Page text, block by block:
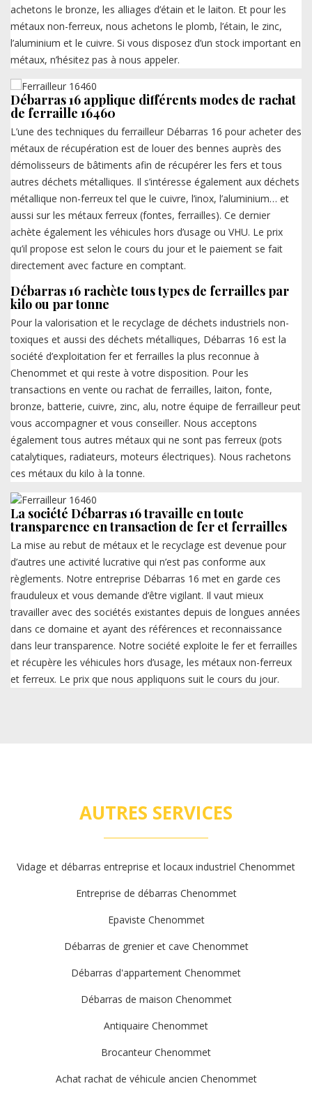
achetons le bronze, les alliages d’étain et le laiton. Et pour les
métaux non-ferreux, nous achetons le plomb, l’étain, le zinc,
l’aluminium et le cuivre. Si vous disposez d’un stock important en
métaux, n’hésitez pas à nous appeler.
Débarras 16 applique différents modes de rachat
de ferraille 16460
L’une des techniques du ferrailleur Débarras 16 pour acheter des
métaux de récupération est de louer des bennes auprès des
démolisseurs de bâtiments afin de récupérer les fers et tous
autres déchets métalliques. Il s’intéresse également aux déchets
métallique non-ferreux tel que le cuivre, l’inox, l’aluminium… et
aussi sur les métaux ferreux (fontes, ferrailles). Ce dernier
achète également les véhicules hors d’usage ou VHU. Le prix
qu’il propose est selon le cours du jour et le paiement se fait
directement avec facture en comptant.
Débarras 16 rachète tous types de ferrailles par
kilo ou par tonne
Pour la valorisation et le recyclage de déchets industriels non-
toxiques et aussi des déchets métalliques, Débarras 16 est la
société d’exploitation fer et ferrailles la plus reconnue à
Chenommet et qui reste à votre disposition. Pour les
transactions en vente ou rachat de ferrailles, laiton, fonte,
bronze, batterie, cuivre, zinc, alu, notre équipe de ferrailleur peut
vous accompagner et vous conseiller. Nous acceptons
également tous autres métaux qui ne sont pas ferreux (pots
catalytiques, radiateurs, moteurs électriques). Nous rachetons
ces métaux du kilo à la tonne.
La société Débarras 16 travaille en toute
transparence en transaction de fer et ferrailles
La mise au rebut de métaux et le recyclage est devenue pour
d’autres une activité lucrative qui n’est pas conforme aux
règlements. Notre entreprise Débarras 16 met en garde ces
frauduleux et vous demande d’être vigilant. Il vaut mieux
travailler avec des sociétés existantes depuis de longues années
dans ce domaine et ayant des références et reconnaissance
dans leur transparence. Notre société exploite le fer et ferrailles
et récupère les véhicules hors d’usage, les métaux non-ferreux
et ferreux. Le prix que nous appliquons suit le cours du jour.
AUTRES SERVICES
Vidage et débarras entreprise et locaux industriel Chenommet
Entreprise de débarras Chenommet
Epaviste Chenommet
Débarras de grenier et cave Chenommet
Débarras d'appartement Chenommet
Débarras de maison Chenommet
Antiquaire Chenommet
Brocanteur Chenommet
Achat rachat de véhicule ancien Chenommet